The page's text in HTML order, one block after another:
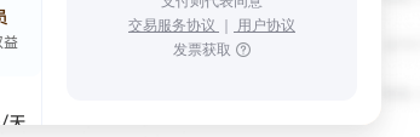
交易服务协议 ｜ 用户协议
发票获取